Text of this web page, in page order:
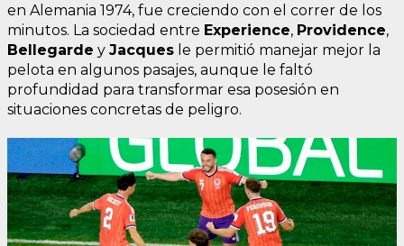
en Alemania 1974, fue creciendo con el correr de los
minutos. La sociedad entre Experience, Providence,
Bellegarde y Jacques le permitió manejar mejor la
pelota en algunos pasajes, aunque le faltó
profundidad para transformar esa posesión en
situaciones concretas de peligro.